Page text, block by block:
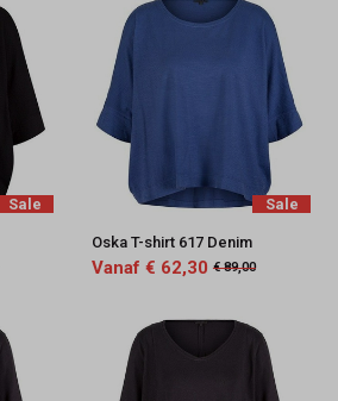
Sale Sale
Oska T-shirt 617 Denim
Vanaf € 62,30 € 89,00